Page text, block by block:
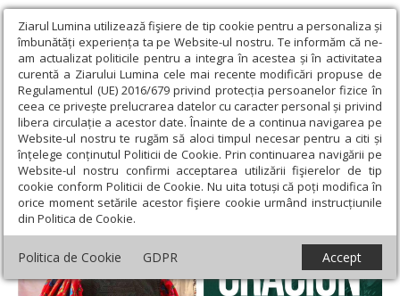
Ziarul Lumina utilizează fişiere de tip cookie pentru a personaliza și
îmbunătăți experiența ta pe Website-ul nostru. Te informăm că ne-
am actualizat politicile pentru a integra în acestea și în activitatea
curentă a Ziarului Lumina cele mai recente modificări propuse de
Regulamentul (UE) 2016/679 privind protecția persoanelor fizice în
ceea ce privește prelucrarea datelor cu caracter personal și privind
libera circulație a acestor date. Înainte de a continua navigarea pe
Website-ul nostru te rugăm să aloci timpul necesar pentru a citi și
înțelege conținutul Politicii de Cookie. Prin continuarea navigării pe
Website-ul nostru confirmi acceptarea utilizării fişierelor de tip
cookie conform Politicii de Cookie. Nu uita totuși că poți modifica în
orice moment setările acestor fişiere cookie urmând instrucțiunile
din Politica de Cookie.
Politica de Cookie GDPR Accept
Ziarul Lumina › Educaţie și Cultură › Cultură › „Crăciun țărănesc”
„Crăciun țărănesc”